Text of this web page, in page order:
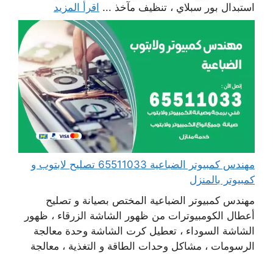
استبدال بور سبلاي ، تنظيف مآخذ ... اقرأ المزيد
مهندس كمبيوتر الضباعية 65511033 تصليح لابتوب و
كمبيوتر بالمنزل
مهندس كمبيوتر الضباعية المختص بصيانة و تصليح
أعطال الكومبيوترات من ظهور الشاشة الزرقاء ، ظهور
الشاشة السوداء ، تعطيل كرت الشاشة وحدة معالجة
الرسومات ، مشاكل وحدات الطاقة و التغذية ، معالجة